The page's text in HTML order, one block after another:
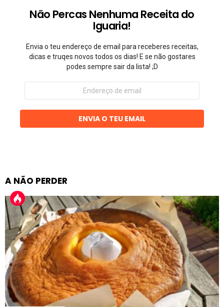
Não Percas Nenhuma Receita do
Iguaria!
Envia o teu endereço de email para receberes receitas,
dicas e truqes novos todos os dias! E se não gostares
podes sempre sair da lista! ;D
Endereço
email
ENVIA O TEU EMAIL
A NÃO PERDER